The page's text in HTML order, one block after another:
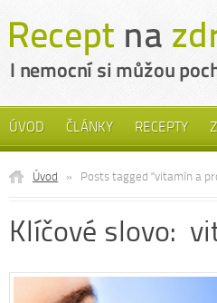
ÚVOD ČLÁNKY RECEPTY
Úvod » Posts tagged "vitamín a
Klíčové slovo: